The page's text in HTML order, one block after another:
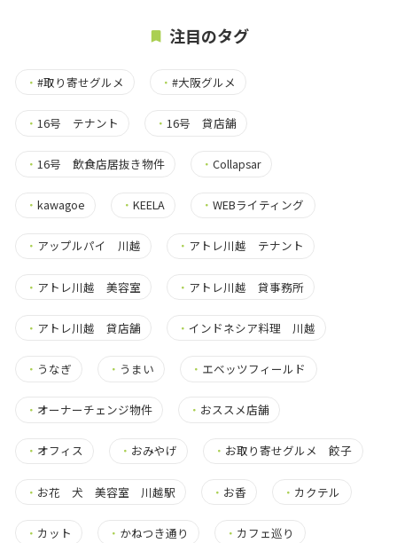
注目のタグ
・ #取り寄せグルメ ・#大阪グルメ
・ 16号 テナント ・16号 貸店舗
・ 16号 飲食店居抜き物件 ・Collapsar
・ kawagoe ・KEELA ・WEBライティング
・ アップルパイ 川越 ・ アトレ川越 テナント
・ アトレ川越 美容室 ・ アトレ川越 貸事務所
・ アトレ川越 貸店舗 ・ インドネシア料理 川越
・ うなぎ ・ うまい ・ エベッツフィールド
・ オーナーチェンジ物件 ・ おススメ店舗
・ オフィス ・ おみやげ ・ お取り寄せグルメ 餃子
・ お花 犬 美容室 川越駅 ・ お香 ・ カクテル
・ カット ・ かねつき通り ・ カフェ巡り